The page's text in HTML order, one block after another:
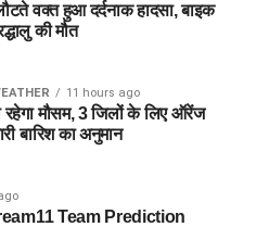
वक्त हुआ दर्दनाक हादसा, बाइक
की मौत
11 hours ago
रहेगा मौसम, 3 जिलों के लिए ऑरेंज
बारिश का अनुमान
Team Prediction